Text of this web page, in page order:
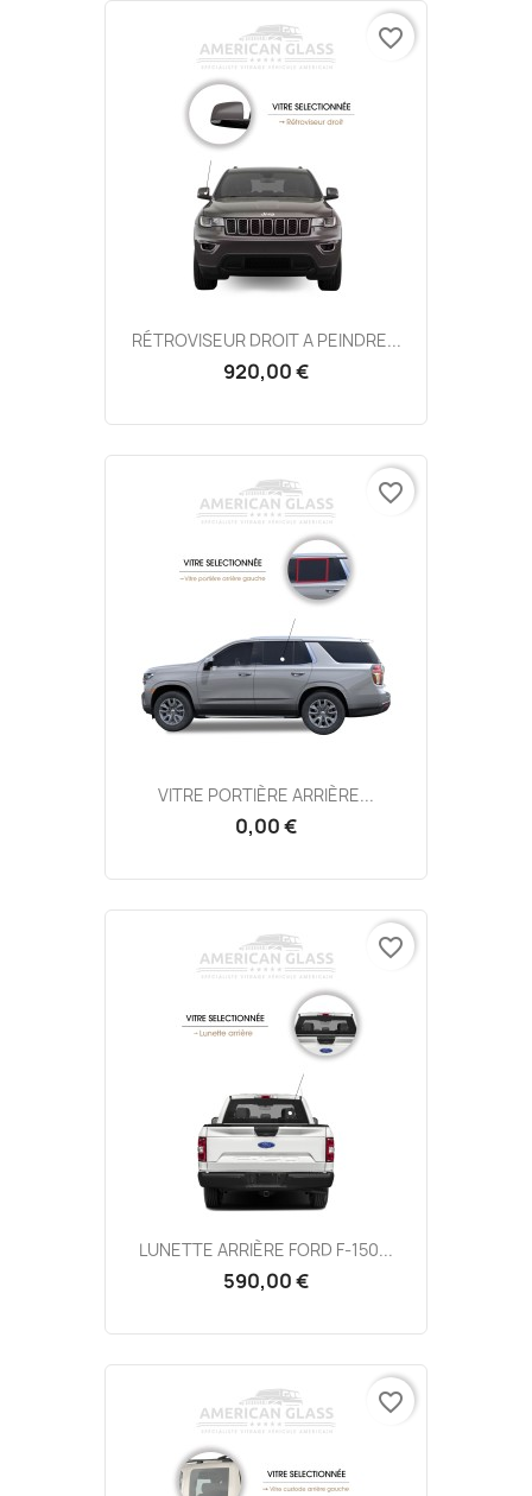
RÉTROVISEUR DROIT A PEINDRE...
920,00 €
favorite_border
VITRE PORTIÈRE ARRIÈRE...
0,00 €
favorite_border
LUNETTE ARRIÈRE FORD F-150...
590,00 €
favorite_border
favorite_border